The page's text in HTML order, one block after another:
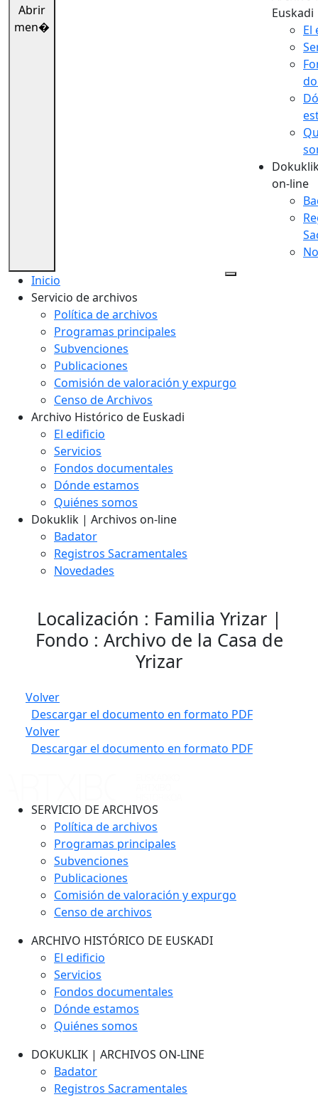
Abrir
men�
Euskadi
El
on-line
Inicio
Servicio de archivos
Política de archivos
Programas principales
Subvenciones
Publicaciones
Comisión de valoración y expurgo
Censo de Archivos
Archivo Histórico de Euskadi
El edificio
Servicios
Fondos documentales
Dónde estamos
Quiénes somos
Dokuklik | Archivos on-line
Badator
Registros Sacramentales
Novedades
Localización : Familia Yrizar |
Fondo : Archivo de la Casa de
Yrizar
Volver
Descargar el documento en formato PDF
Volver
Descargar el documento en formato PDF
SERVICIO DE ARCHIVOS
Política de archivos
Programas principales
Subvenciones
Publicaciones
Comisión de valoración y expurgo
Censo de archivos
ARCHIVO HISTÓRICO DE EUSKADI
El edificio
Servicios
Fondos documentales
Dónde estamos
Quiénes somos
DOKUKLIK | ARCHIVOS ON-LINE
Badator
Registros Sacramentales